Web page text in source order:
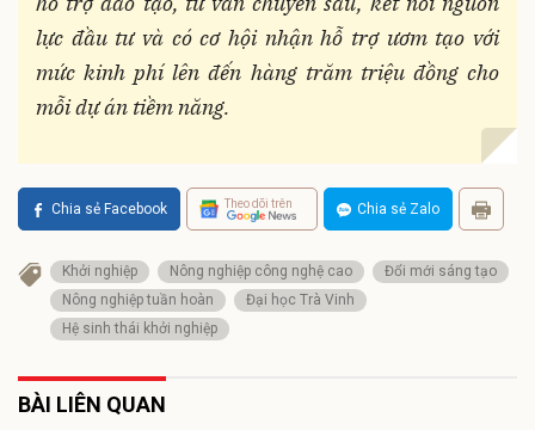
lực đầu tư và có cơ hội nhận hỗ trợ ươm tạo với
mức kinh phí lên đến hàng trăm triệu đồng cho
mỗi dự án tiềm năng.
Chia sẻ Facebook Theo dõi trên Chia sẻ Zalo
Khởi nghiệp Nông nghiệp công nghệ cao
Đổi mới sáng tạo
Nông nghiệp tuần hoàn
Đại học Trà Vinh
Hệ sinh thái khởi nghiệp
BÀI LIÊN QUAN